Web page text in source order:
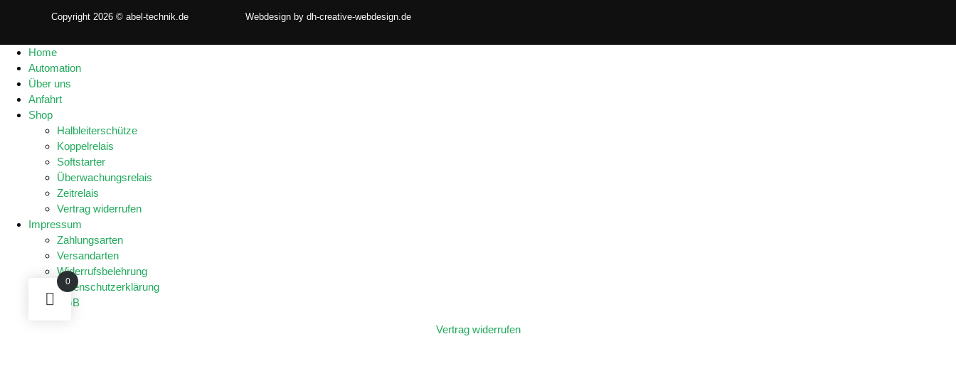
Copyright 2026 © abel-technik.de Webdesign by dh-creative-webdesign.de
Home
Automation
Über uns
Anfahrt
Shop
Halbleiterschütze
Koppelrelais
Softstarter
Überwachungsrelais
Zeitrelais
Vertrag widerrufen
Impressum
Zahlungsarten
Versandarten
Widerrufsbelehrung
Datenschutzerklärung
AGB
Vertrag widerrufen
0